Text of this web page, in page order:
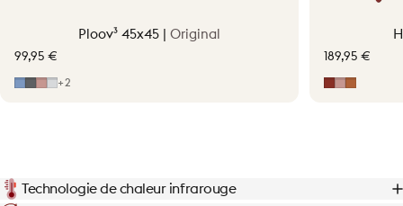
Ploov³ 45x45 | Original
99,95 €
Bleu classique
Rose pâle
Gris clair
+2
189,95 €
Technologie de chaleur infrarouge